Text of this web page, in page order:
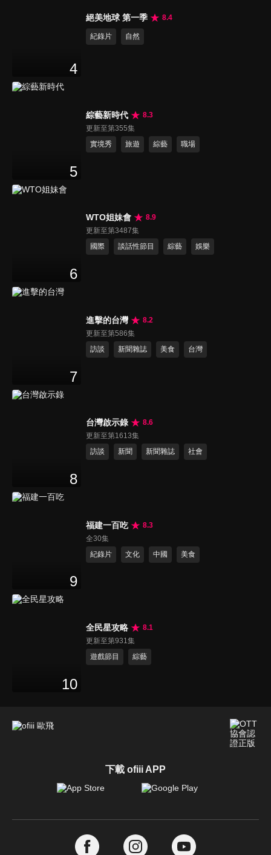
4
絕美地球 第一季 8.4
紀錄片 自然
5
綜藝新時代
8.3
更新至第355集
實境秀
旅遊 綜藝 職場
6
WTO姐妹會
8.9
更新至第3487集
國際
談話性節目 綜藝 娛樂
7
進擊的台灣
8.2
更新至第586集
訪談
新聞雜誌 美食 台灣
8
台灣啟示錄
8.6
更新至第1613集
訪談
新聞 新聞雜誌 社會
9
福建一百吃
8.3
全30集
紀錄片
文化 中國 美食
10
全民星攻略
8.1
更新至第931集
遊戲節目
綜藝
下載 ofiii APP